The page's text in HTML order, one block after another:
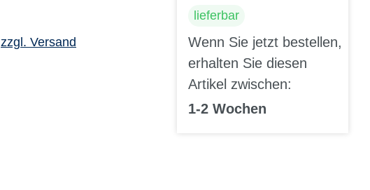
zzgl. Versand
lieferbar
Wenn Sie jetzt bestellen,
erhalten Sie diesen
Artikel zwischen:
1-2 Wochen